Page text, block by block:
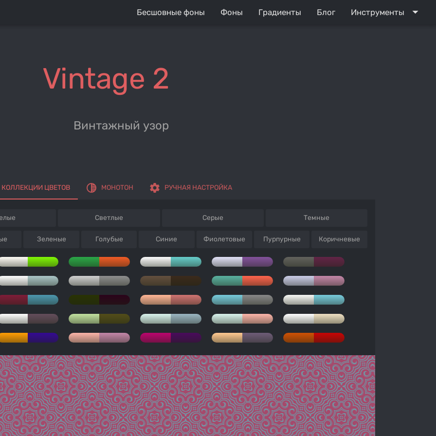
Бесшовные фоны Фоны Градиенты Блог Инструменты arrow_drop_down
Vintage 2
Винтажный узор
КОЛЛЕКЦИИ ЦВЕТОВ tonality МОНОТОН settings РУЧНАЯ НАСТРОЙКА
Светлые Серые Темные
Зеленые Голубые Синие Фиолетовые Пурпурные Коричневые